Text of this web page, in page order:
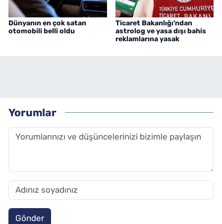
Dünyanın en çok satan
otomobili belli oldu
Ticaret Bakanlığı'ndan
astrolog ve yasa dışı bahis
reklamlarına yasak
Yorumlar
Gönder